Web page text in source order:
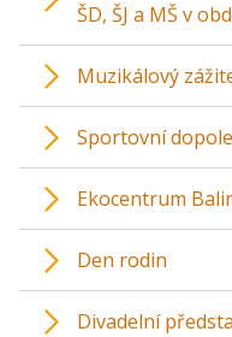
ŠD, ŠJ a MŠ v
Muzikálový
Sportovní
Ekocentrum
Den rodin
Divadelní